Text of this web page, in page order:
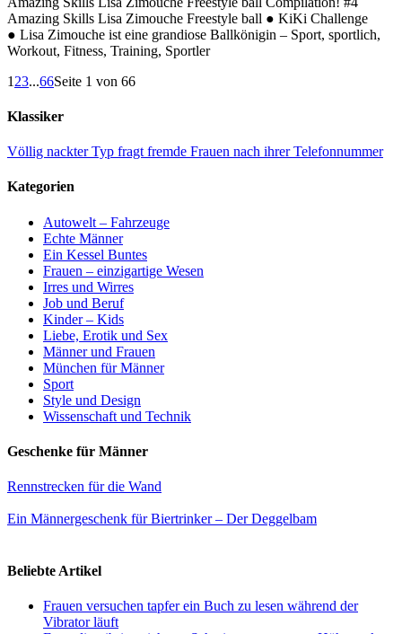
Amazing Skills Lisa Zimouche Freestyle ball ● KiKi Challenge
● Lisa Zimouche ist eine grandiose Ballkönigin – Sport, sportlich,
Workout, Fitness, Training, Sportler
1 23...66Seite 1 von 66
Klassiker
Völlig nackter Typ fragt fremde Frauen nach ihrer Telefonnummer
Kategorien
Autowelt – Fahrzeuge
Echte Männer
Ein Kessel Buntes
Frauen – einzigartige Wesen
Irres und Wirres
Job und Beruf
Kinder – Kids
Liebe, Erotik und Sex
Männer und Frauen
München für Männer
Sport
Style und Design
Wissenschaft und Technik
Geschenke für Männer
Rennstrecken für die Wand
Ein Männergeschenk für Biertrinker – Der Deggelbam
Beliebte Artikel
Frauen versuchen tapfer ein Buch zu lesen während der
Vibrator läuft